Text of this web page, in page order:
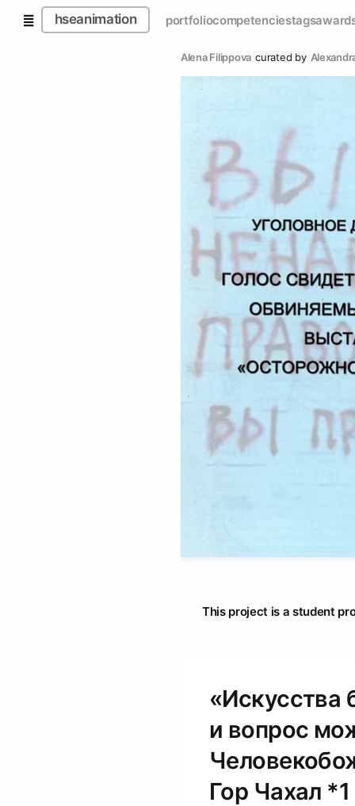
hseanimation portfoliocompetenciestags
Alena Filippova curated by
This project is a student
«Искусства
и вопрос
Гор Чахал *1